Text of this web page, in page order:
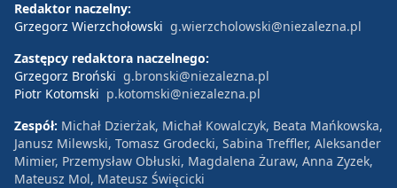
Redaktor naczelny:
Grzegorz Wierzchołowski g.wierzcholowski@niezalezna.pl
Zastępcy redaktora naczelnego:
Grzegorz Broński g.bronski@niezalezna.pl
Piotr Kotomski p.kotomski@niezalezna.pl
Zespół: Michał Dzierżak, Michał Kowalczyk, Beata Mańkowska,
Janusz Milewski, Tomasz Grodecki, Sabina Treffler, Aleksander
Mimier, Przemysław Obłuski, Magdalena Żuraw, Anna Zyzek,
Mateusz Mol, Mateusz Święcicki